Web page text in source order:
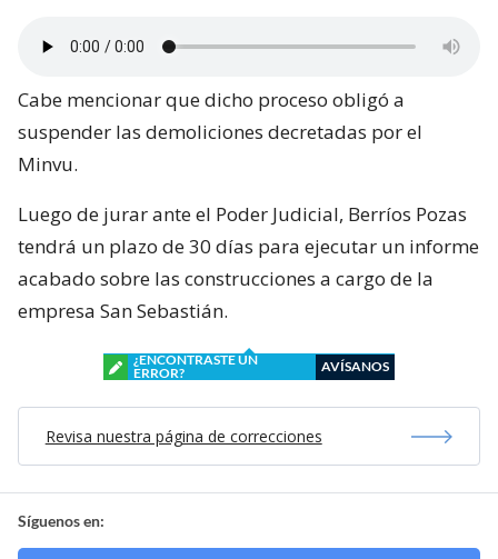
Cabe mencionar que dicho proceso obligó a
suspender las demoliciones decretadas por el
Minvu.
Luego de jurar ante el Poder Judicial, Berríos Pozas
tendrá un plazo de 30 días para ejecutar un informe
acabado sobre las construcciones a cargo de la
empresa San Sebastián.
¿ENCONTRASTE UN
ERROR?
AVÍSANOS
Revisa nuestra página de correcciones
Síguenos en: